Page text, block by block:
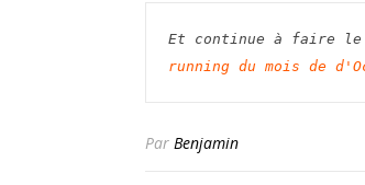
Et continue à faire le
running du mois de
Par Benjamin